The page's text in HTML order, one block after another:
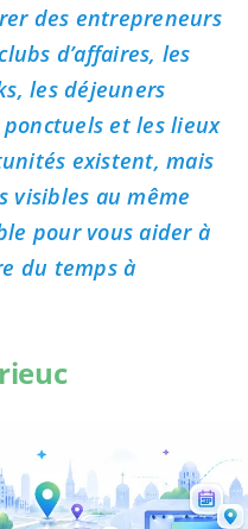
des entrepreneurs
d’affaires, les
les déjeuners
et les lieux
existent, mais
visibles au même
pour vous aider à
du temps à